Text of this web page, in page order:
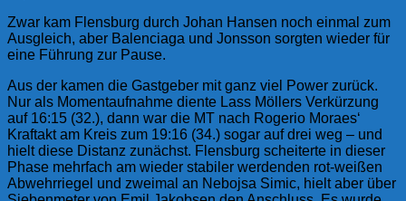
Zwar kam Flensburg durch Johan Hansen noch einmal zum
Ausgleich, aber Balenciaga und Jonsson sorgten wieder für
eine Führung zur Pause.
Aus der kamen die Gastgeber mit ganz viel Power zurück.
Nur als Momentaufnahme diente Lass Möllers Verkürzung
auf 16:15 (32.), dann war die MT nach Rogerio Moraes‘
Kraftakt am Kreis zum 19:16 (34.) sogar auf drei weg – und
hielt diese Distanz zunächst. Flensburg scheiterte in dieser
Phase mehrfach am wieder stabiler werdenden rot-weißen
Abwehrriegel und zweimal an Nebojsa Simic, hielt aber über